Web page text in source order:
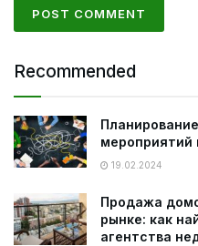
Recommended
мероприятий
19.02.2024
Продажа
рынке: как
агентства